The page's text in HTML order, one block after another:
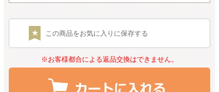
この商品をお気に入りに保存する
※お客様都合による返品交換はできません。